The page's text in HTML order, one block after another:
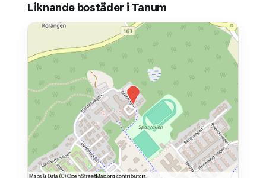
Liknande bostäder i Tanum